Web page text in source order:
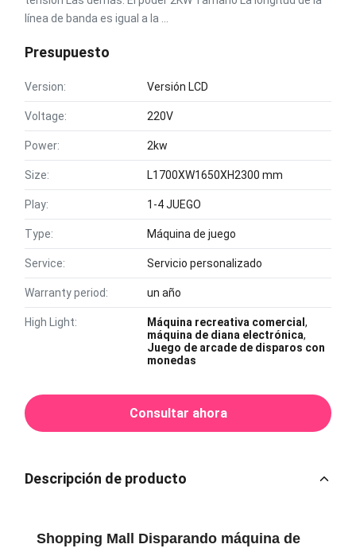
línea de banda es igual a la ...
Presupuesto
Version: Versión LCD
Voltage: 220V
Power: 2kw
Size: L1700XW1650XH2300 mm
Play: 1-4 JUEGO
Type: Máquina de juego
Service: Servicio personalizado
Warranty period: un año
High Light: Máquina recreativa comercial,
máquina de diana electrónica,
Juego de arcade de disparos con
monedas
Consultar ahora
Descripción de producto
Shopping Mall Disparando máquina de